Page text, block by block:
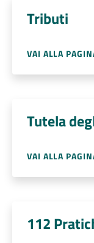
Tributi
VAI ALLA
Tutela
VAI ALLA
112